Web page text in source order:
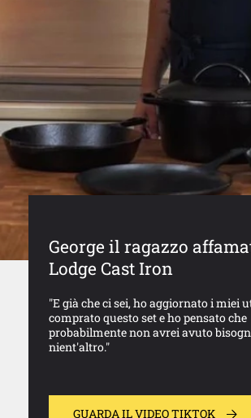
George il ragazzo
Lodge Cast Iron
"E già che ci sei, ho aggiornato i miei
comprato questo set e ho pensato che
probabilmente non avrei avuto
nient'altro."
GUARDA IL VIDEO TIKTOK